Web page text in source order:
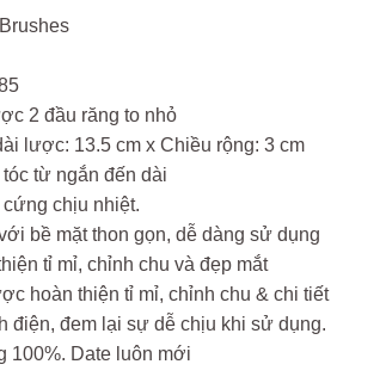
is:
2 đầu răng to nhỏ
lược: 13.5 cm x Chiều rộng: 3 cm
từ ngắn đến dài
chịu nhiệt.
bề mặt thon gọn, dễ dàng sử dụng
tỉ mỉ, chỉnh chu và đẹp mắt
hoàn thiện tỉ mỉ, chỉnh chu & chi tiết
điện, đem lại sự dễ chịu khi sử dụng.
100%. Date luôn mới